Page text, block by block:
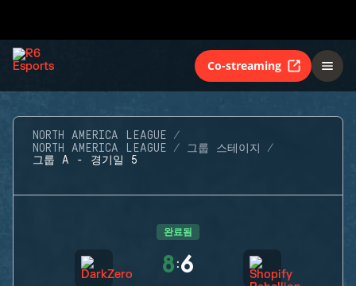
Co-streaming
NORTH AMERICA LEAGUE
NORTH AMERICA LEAGUE
그룹 스테이지
그룹 A - 경기일 5
완료됨
8 :6